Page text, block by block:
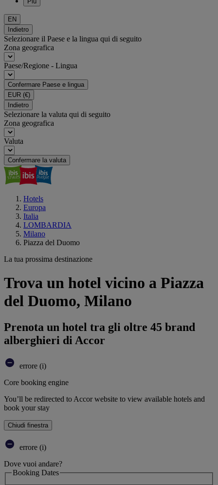
EN
Indietro
Selezionare il Paese e la lingua qui di seguito
Zona geografica
Paese/Regione - Lingua
Confermare Paese e lingua
EUR (€)
Indietro
Selezionare la valuta qui di seguito
Zona geografica
Valuta
Confermare la valuta
Hotels
Europa
Italia
LOMBARDIA
Milano
Piazza del Duomo
La tua prossima destinazione
Trova un hotel vicino a Piazza
del Duomo, Milano
Prenota un hotel tra gli oltre 45 brand
alberghieri di Accor
errore (i)
Core booking engine
You’ll be redirected to Accor website to view available hotels and
book your stay
Chiudi finestra
errore (i)
Dove vuoi andare?
Booking Dates